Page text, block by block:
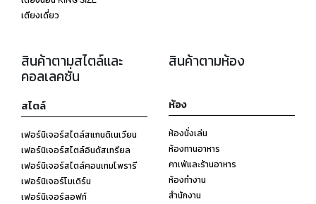
เตียงเดี่ยว
สินค้าตามสไตล์และ
คอลเลคชั่น
สไตล์
เฟอร์นิเจอร์สไตล์สแกนดิเนเวียน
เฟอร์นิเจอร์สไตล์อินดัสเทรียล
เฟอร์นิเจอร์สไตล์คอนเทมโพรารี
เฟอร์นิเจอร์โมเดิร์น
เฟอร์นิเจอร์ลอฟท์
สินค้าตามห้อง
ห้อง
ห้องนั่งเล่น
ห้องทานอาหาร
คาเฟ่และร้านอาหาร
ห้องทำงาน
สำนักงาน